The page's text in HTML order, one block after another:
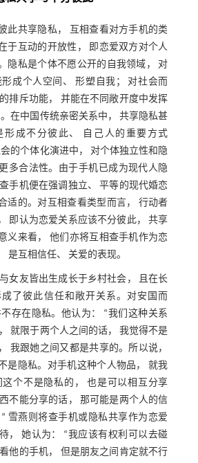
此共享隐私， 互相查看对方手机的类
于互动的开放性， 即恋爱双方对个人
隐私是个体不愿公开的自我领域， 对
成个人空间、 形塑自我； 对社会而
排斥功能， 并能在不同敞开度中发挥
。在中国传统亲密关系中， 共享隐私甚
形成不分彼此、 自己人的重要方式
的个体化演进中， 对个体独立性和隐
多合法性。由于手机已成为现代人隐
手机便在强调独立、 平等的现代婚恋
适的。对互相查看类型而言， 行动者
即认为恋爱关系应该不分彼此， 共享
义来看， 他们亦将互相查手机作为恋
是互相信任、 关爱的表现。
女友皆出生成长于乡村社会， 且在长
了彼此信任和敞开关系。对安国而
存在隐私。他认为： “我们这种关系
就限于两个人之间的话， 我觉得不是
我跟她之间又都是共享的。所以说，
是隐私。对手机这种个人物品， 就我
个不是隐私的， 也是可以相互分享
不能分享的话， 那可能是两个人的信
雪燕则将查手机或隐私共享作为恋爱
， 她认为： “我应该有权利可以去碰
他的手机， 但是朋友之间肯定就不行